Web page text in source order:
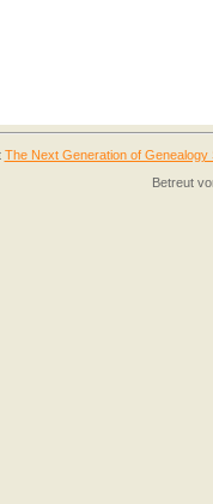
The Next Generation of Genealogy
Betreut